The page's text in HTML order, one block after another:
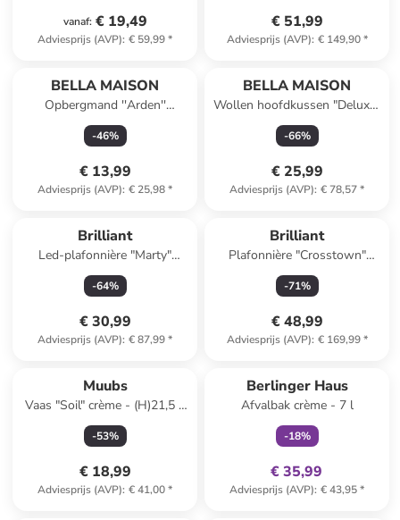
vanaf: € 19,49
Adviesprijs (AVP): € 59,99*
€ 51,99
Adviesprijs (AVP): € 149,90*
BELLA MAISON
Opbergmand ''Arden''
lichtbruin - (B)31 x (H)13 x
(D)22 cm
-46%
€ 13,99
Adviesprijs (AVP): € 25,98*
BELLA MAISON
Wollen hoofdkussen "Deluxe"
wit - (L)50 x (B)70 cm
-66%
€ 25,99
Adviesprijs (AVP): € 78,57*
Brilliant
Led-plafonnière "Marty"
goudkleurig/zwart - EEK G (A
tot G)
-64%
€ 30,99
Adviesprijs (AVP): € 87,99*
Brilliant
Plafonnière "Crosstown"
naturel - (H)19,5 x Ø 45 cm
-71%
€ 48,99
Adviesprijs (AVP): € 169,99*
Muubs
Vaas "Soil" crème - (H)21,5 x
Ø 18 cm
-53%
€ 18,99
Adviesprijs (AVP): € 41,00*
Berlinger Haus
Afvalbak crème - 7 l
-18%
€ 35,99
Adviesprijs (AVP): € 43,95*